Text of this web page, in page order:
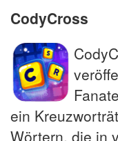
CodyCross
ein
Wörtern, die in